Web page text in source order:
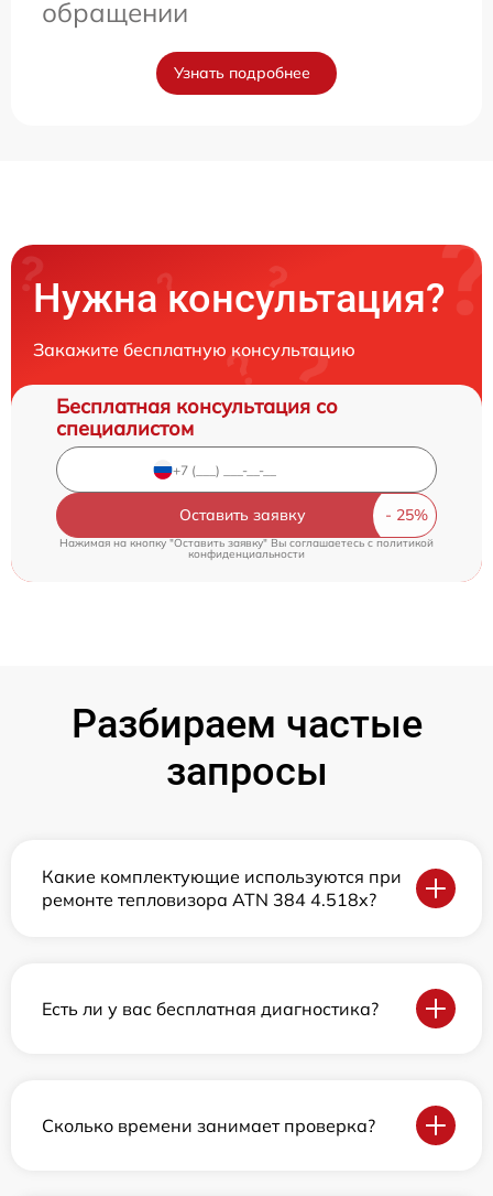
обращении
Узнать подробнее
Нужна консультация?
Закажите бесплатную консультацию
Бесплатная консультация со
специалистом
Оставить заявку
Нажимая на кнопку "Оставить заявку" Вы соглашаетесь cполитикой
конфиденциальности
Разбираем частые
запросы
Какие комплектующие используются при
ремонте тепловизора ATN 384 4.518x?
Есть ли у вас бесплатная диагностика?
Сколько времени занимает проверка?